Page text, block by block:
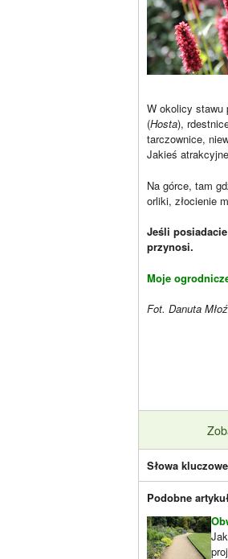
W okolicy stawu
(Hosta),
tarczownice,
Jakieś
Na górce, tam
orliki, złocienie
Jeśli
przynosi.
Moje
Fot. Danuta
Słowa
Podobne